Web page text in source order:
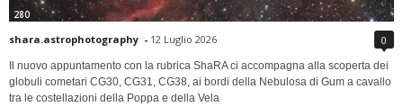
280
shara.astrophotography - 12 Luglio 2026 0
Il nuovo appuntamento con la rubrica ShaRA ci accompagna alla scoperta dei
globuli cometari CG30, CG31, CG38, ai bordi della Nebulosa di Gum a cavallo
tra le costellazioni della Poppa e della Vela